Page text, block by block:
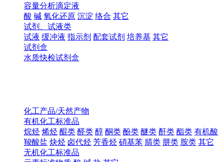
容量分析滴定液
酸 碱 氧化还原 沉淀 络合 其它
试剂、试液类
试液 缓冲液 指示剂 配套试剂 培养基 其它
试剂盒
水质快检试剂盒
化工产品/天然产物
有机化工标准品
烷烃 烯烃 醌类 醛类 醇 酮类 酚类 醚类 酐类 酯类 有机酸
羧酸盐 炔烃 卤代烃 芳香烃 硝基苯 腈类 肼类 胺类 其它
无机化工标准品